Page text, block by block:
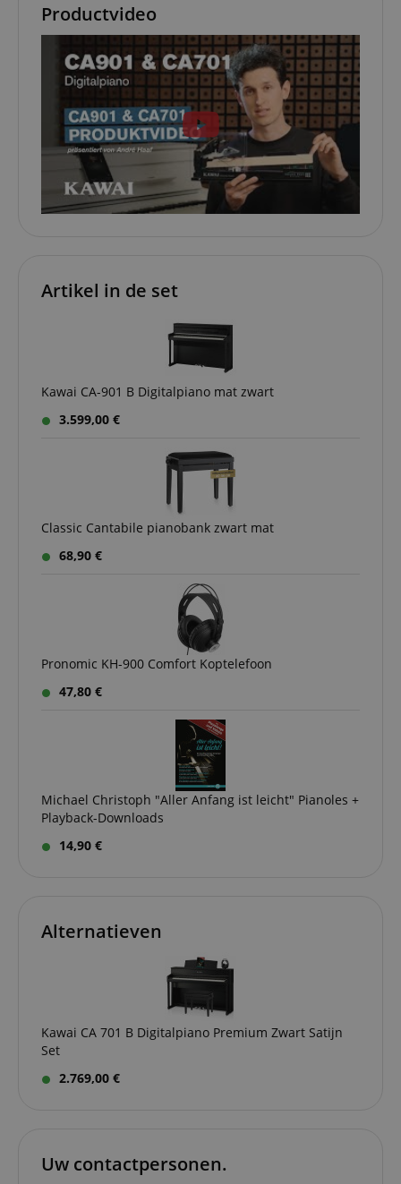
Productvideo
Artikel in de set
Kawai CA-901 B Digitalpiano mat zwart
3.599,00 €
Classic Cantabile pianobank zwart mat
68,90 €
Pronomic KH-900 Comfort Koptelefoon
47,80 €
Michael Christoph "Aller Anfang ist leicht" Pianoles +
Playback-Downloads
14,90 €
Alternatieven
Kawai CA 701 B Digitalpiano Premium Zwart Satijn
Set
2.769,00 €
Uw contactpersonen.